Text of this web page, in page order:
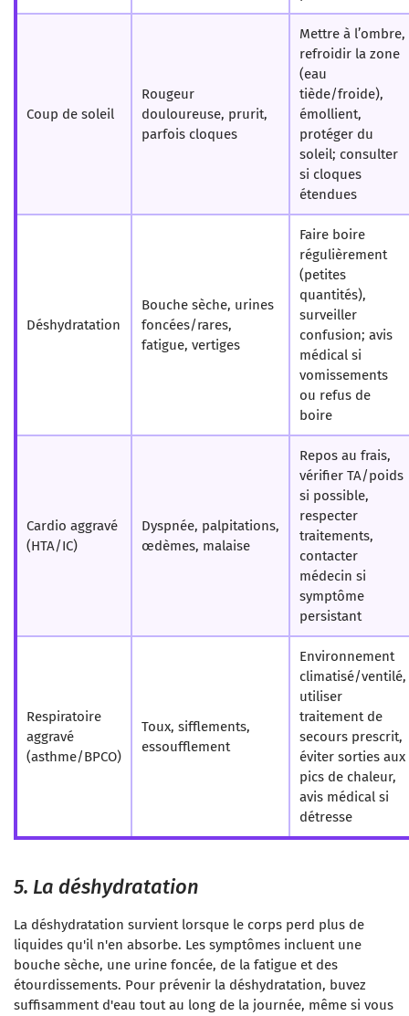
Coup de soleil
Rougeur
douloureuse, prurit,
parfois cloques
Mettre à l’ombre,
refroidir la zone
(eau
tiède/froide),
émollient,
protéger du
soleil; consulter
si cloques
étendues
Déshydratation
Bouche sèche, urines
foncées/rares,
fatigue, vertiges
Faire boire
régulièrement
(petites
quantités),
surveiller
confusion; avis
médical si
vomissements
ou refus de
boire
Cardio aggravé
(HTA/IC)
Dyspnée, palpitations,
œdèmes, malaise
Repos au frais,
vérifier TA/poids
si possible,
respecter
traitements,
contacter
médecin si
symptôme
persistant
Respiratoire
aggravé
(asthme/BPCO)
Toux, sifflements,
essoufflement
Environnement
climatisé/ventilé,
utiliser
traitement de
secours prescrit,
éviter sorties aux
pics de chaleur,
avis médical si
détresse
5. La déshydratation
La déshydratation survient lorsque le corps perd plus de
liquides qu'il n'en absorbe. Les symptômes incluent une
bouche sèche, une urine foncée, de la fatigue et des
étourdissements. Pour prévenir la déshydratation, buvez
suffisamment d'eau tout au long de la journée, même si vous